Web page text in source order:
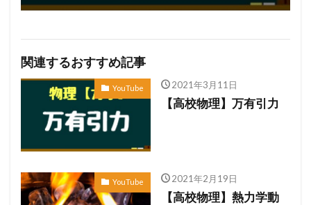
関連するおすすめ記事
YouTube 2021年3月11日
【高校物理】万有引力
YouTube 2021年2月19日
【高校物理】熱力学動